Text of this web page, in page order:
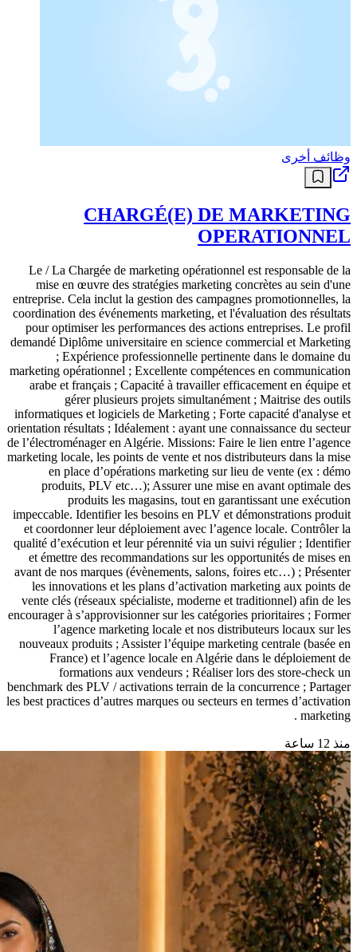
وظائف أخرى
CHARGÉ(E) DE MARKETING
OPERATIONNEL
Le / La Chargée de marketing opérationnel est responsable de la
mise en œuvre des stratégies marketing concrètes au sein d'une
entreprise. Cela inclut la gestion des campagnes promotionnelles, la
coordination des événements marketing, et l'évaluation des résultats
pour optimiser les performances des actions entreprises. Le profil
demandé Diplôme universitaire en science commercial et Marketing
; Expérience professionnelle pertinente dans le domaine du
marketing opérationnel ; Excellente compétences en communication
arabe et français ; Capacité à travailler efficacement en équipe et
gérer plusieurs projets simultanément ; Maitrise des outils
informatiques et logiciels de Marketing ; Forte capacité d'analyse et
orientation résultats ; Idéalement : ayant une connaissance du secteur
de l’électroménager en Algérie. Missions: Faire le lien entre l’agence
marketing locale, les points de vente et nos distributeurs dans la mise
en place d’opérations marketing sur lieu de vente (ex : démo
produits, PLV etc…); Assurer une mise en avant optimale des
produits les magasins, tout en garantissant une exécution
impeccable. Identifier les besoins en PLV et démonstrations produit
et coordonner leur déploiement avec l’agence locale. Contrôler la
qualité d’exécution et leur pérennité via un suivi régulier ; Identifier
et émettre des recommandations sur les opportunités de mises en
avant de nos marques (évènements, salons, foires etc…) ; Présenter
les innovations et les plans d’activation marketing aux points de
vente clés (réseaux spécialiste, moderne et traditionnel) afin de les
encourager à s’approvisionner sur les catégories prioritaires ; Former
l’agence marketing locale et nos distributeurs locaux sur les
nouveaux produits ; Assister l’équipe marketing centrale (basée en
France) et l’agence locale en Algérie dans le déploiement de
formations aux vendeurs ; Réaliser lors des store-check un
benchmark des PLV / activations terrain de la concurrence ; Partager
les best practices d’autres marques ou secteurs en termes d’activation
marketing .
منذ 12 ساعة